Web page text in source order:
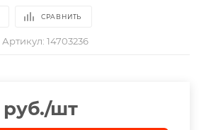
СРАВНИТЬ
Артикул: 14703236
руб./шт